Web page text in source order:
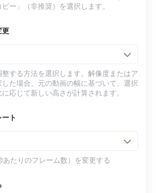
ー」（非推奨）を選択します。
更
する方法を選択します。解像度またはア
た場合、元の動画の幅に基づいて、選択
応じて新しい高さが計算されます。
ト
あたりのフレーム数）を変更する